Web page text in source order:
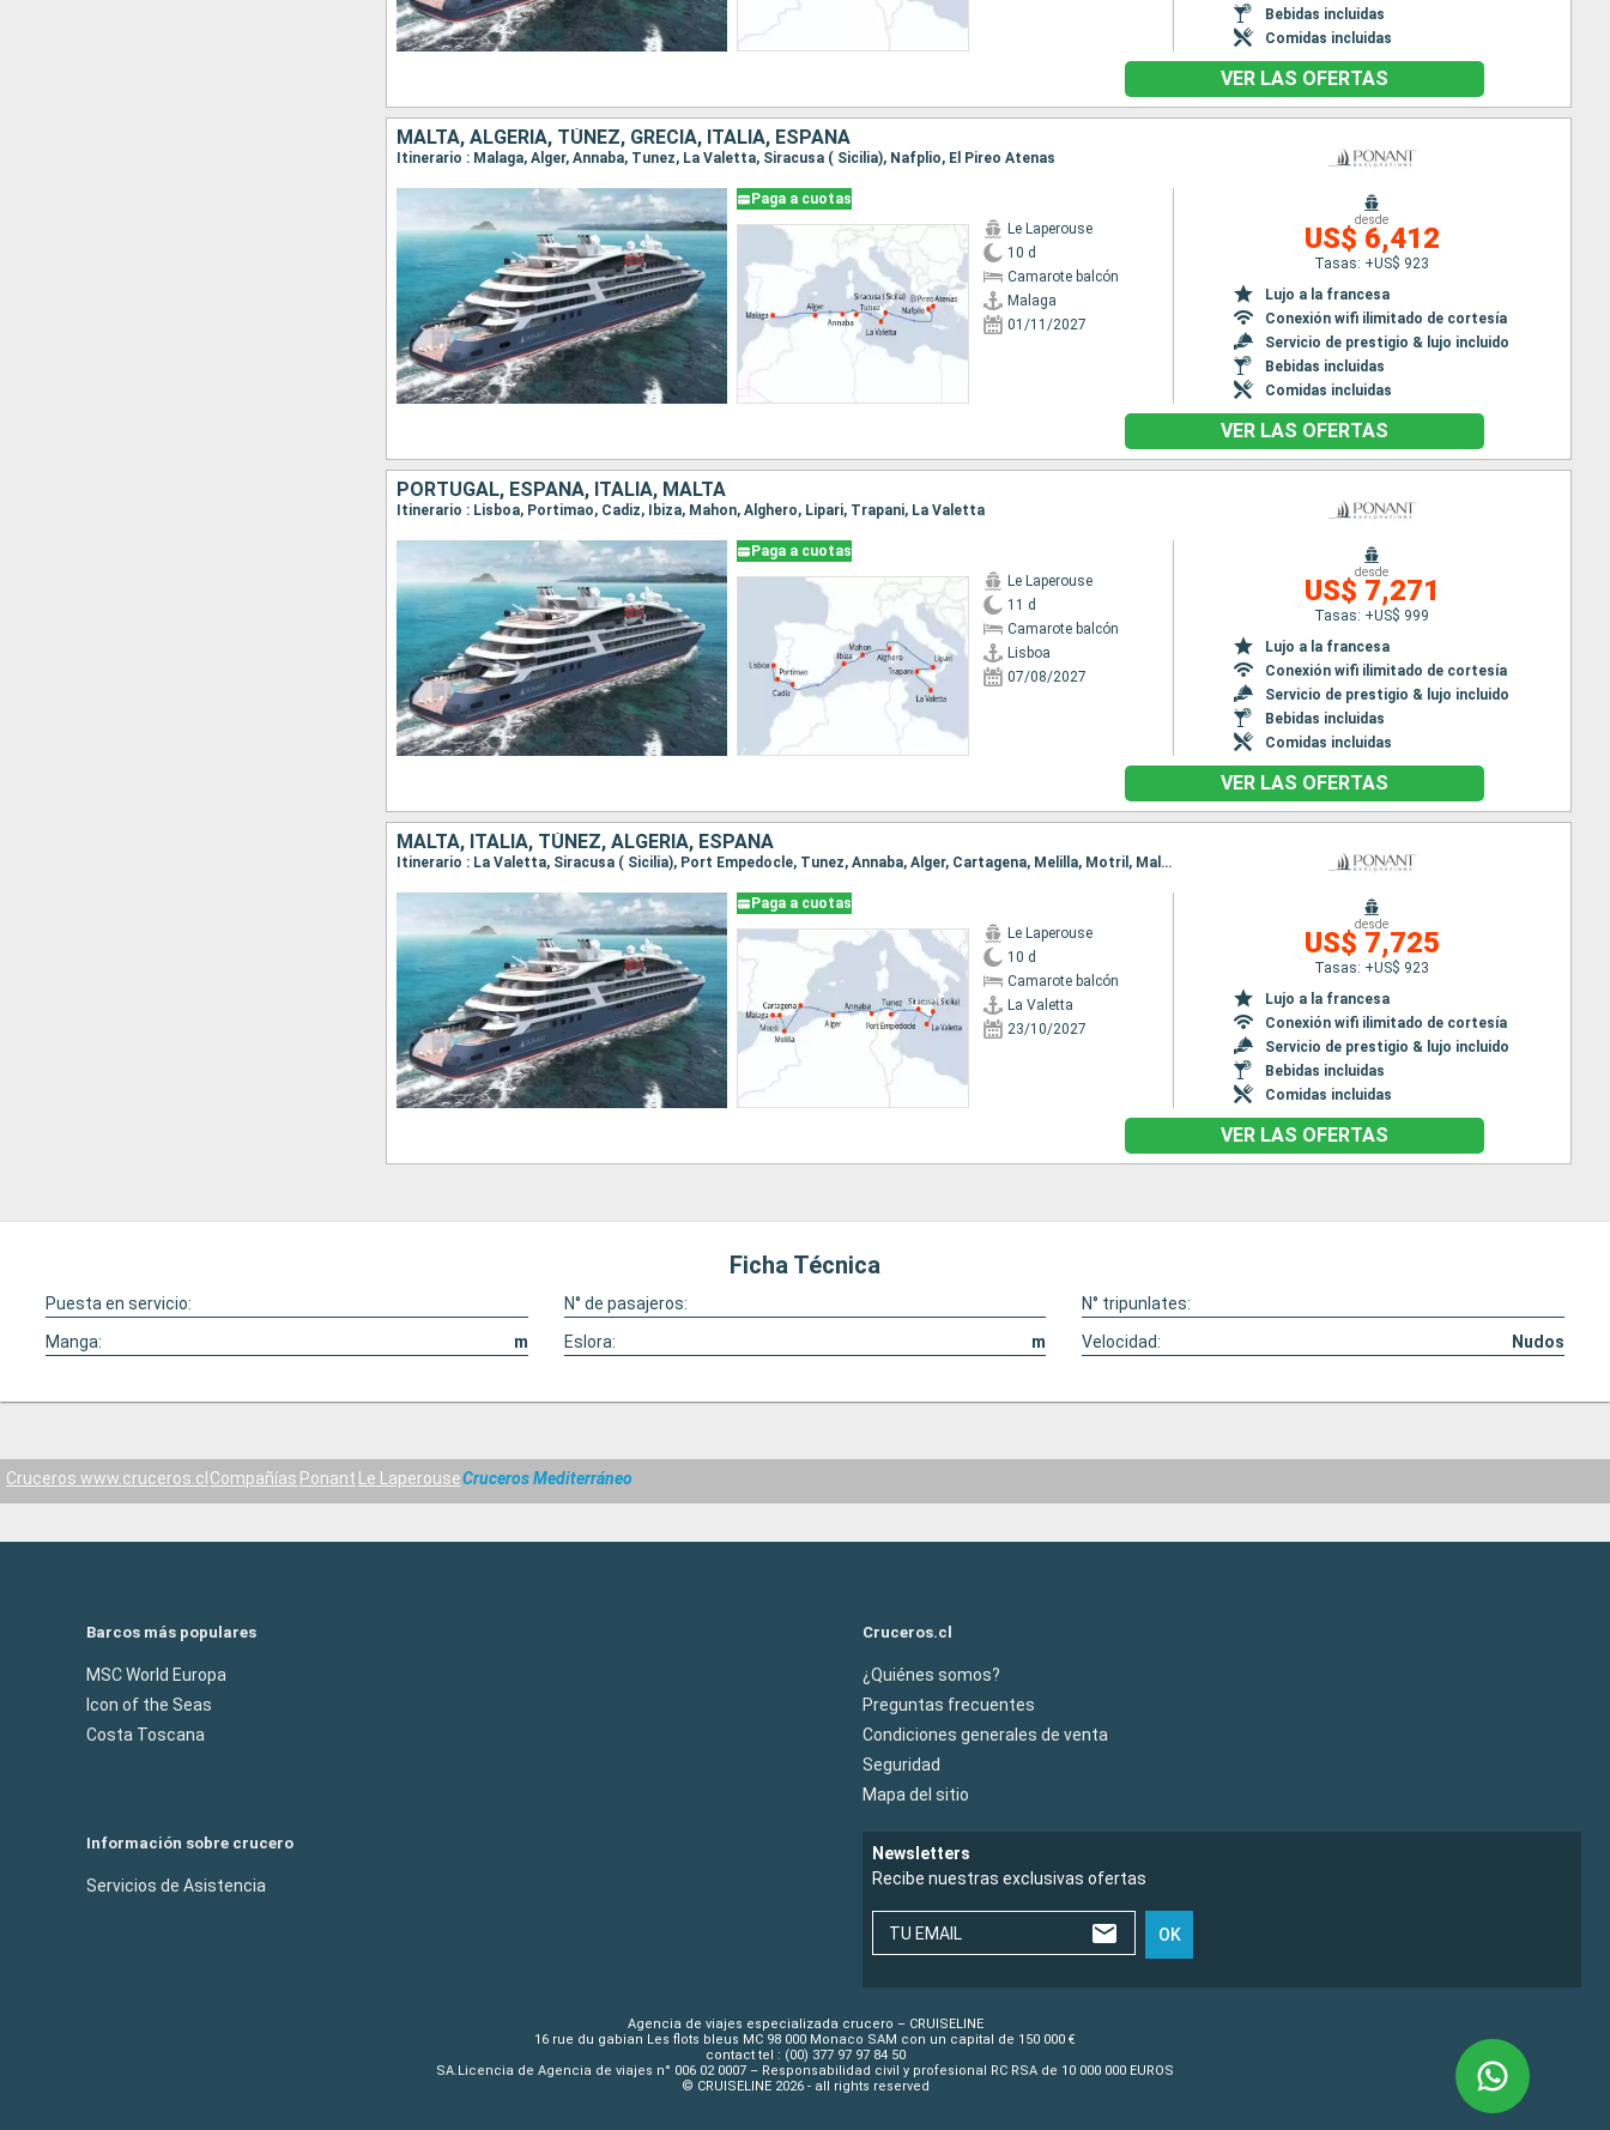
Bebidas incluidas
Comidas incluidas
VER LAS OFERTAS
MALTA, ALGERIA, TÚNEZ, GRECIA, ITALIA, ESPAÑA
Itinerario : Malaga, Alger, Annaba, Tunez, La Valetta, Siracusa ( Sicilia), Nafplio, El Pireo Atenas
Paga a cuotas
Le Laperouse
10 d
Camarote balcón
Malaga
01/11/2027
desde
US$ 6,412
Tasas: +US$ 923
Lujo a la francesa
Conexión wifi ilimitado de cortesía
Servicio de prestigio & lujo incluido
Bebidas incluidas
Comidas incluidas
VER LAS OFERTAS
PORTUGAL, ESPAÑA, ITALIA, MALTA
Itinerario : Lisboa, Portimao, Cadiz, Ibiza, Mahon, Alghero, Lipari, Trapani, La Valetta
Paga a cuotas
Le Laperouse
11 d
Camarote balcón
Lisboa
07/08/2027
desde
US$ 7,271
Tasas: +US$ 999
Lujo a la francesa
Conexión wifi ilimitado de cortesía
Servicio de prestigio & lujo incluido
Bebidas incluidas
Comidas incluidas
VER LAS OFERTAS
MALTA, ITALIA, TÚNEZ, ALGERIA, ESPAÑA
Itinerario : La Valetta, Siracusa ( Sicilia), Port Empedocle, Tunez, Annaba, Alger, Cartagena, Melilla, Motril, Malaga
Paga a cuotas
Le Laperouse
10 d
Camarote balcón
La Valetta
23/10/2027
desde
US$ 7,725
Tasas: +US$ 923
Lujo a la francesa
Conexión wifi ilimitado de cortesía
Servicio de prestigio & lujo incluido
Bebidas incluidas
Comidas incluidas
VER LAS OFERTAS
Ficha Técnica
Puesta en servicio: N° de pasajeros:
N° tripunlates:
Manga:
m Eslora: m Velocidad: Nudos
Cruceros www.cruceros.cl Compañías Ponant Le LaperouseCruceros Mediterráneo
Barcos más populares
MSC World Europa
Icon of the Seas
Costa Toscana
Cruceros.cl
¿Quiénes somos?
Preguntas frecuentes
Condiciones generales de venta
Seguridad
Mapa del sitio
Información sobre crucero
Servicios de Asistencia
Newsletters
Recibe nuestras exclusivas ofertas
TU EMAIL OK
Agencia de viajes especializada crucero – CRUISELINE
16 rue du gabian Les flots bleus MC 98 000 Monaco SAM con un capital de 150 000 €
contact tel : (00) 377 97 97 84 50
SA.Licencia de Agencia de viajes n° 006 02 0007 – Responsabilidad civil y profesional RC RSA de 10 000 000 EUROS
© CRUISELINE 2026 - all rights reserved